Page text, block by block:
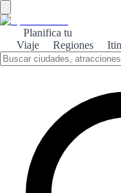
Planifica tu
Viaje
Regiones
Descubre la rica historia
empedradas y edificios
Sobre el tema
Avilés, una joya de la